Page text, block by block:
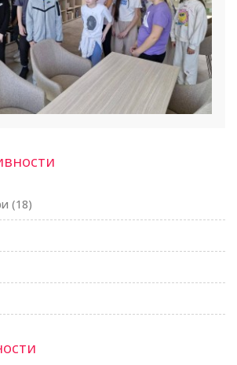
(18)